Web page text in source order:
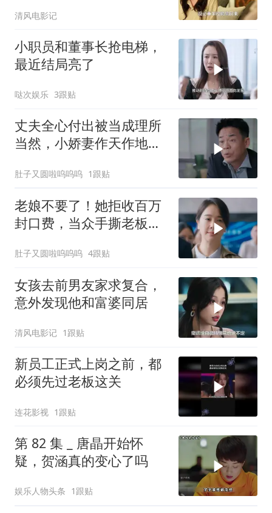
清风电影记
小职员和董事长抢电梯，
最近结局亮了
哒次娱乐 3跟贴
丈夫全心付出被当成理所
当然，小娇妻作天作地，
肚子又圆啦呜呜呜 1跟贴
老娘不要了！她拒收百万
封口费，当众手撕老板踢
肚子又圆啦呜呜呜 4跟贴
女孩去前男友家求复合，
意外发现他和富婆同居
清风电影记 1跟贴
新员工正式上岗之前，都
必须先过老板这关
连花影视 1跟贴
第 82 集 _ 唐晶开始怀
疑，贺涵真的变心了吗
娱乐人物头条 1跟贴